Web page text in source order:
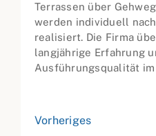
Terrassen über
werden individuell
realisiert. Die Firma
langjährige Erfahrung
Ausführungsqualität
Vorheriges